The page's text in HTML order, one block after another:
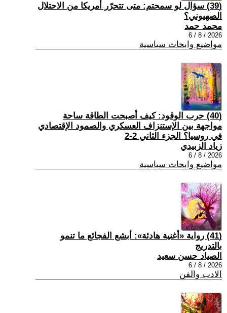
(39) سؤال لو سمحتم: متى تتحرّر أمريكا من الاحتلال
الصهيوني؟
محمد حمد
2026 / 8 / 6
مواضيع وابحاث سياسية
(40) حرب الوقود: كيف أصبحت الطاقة ساحة
مواجهة بين الإستنزاف العسكري والصمود الإقتصادي
في روسيا؟ الجزء الثاني 2-2
زياد الزبيدي
2026 / 8 / 6
مواضيع وابحاث سياسية
(41) رواية «أغنية هادئة»: أبشع الفجائع ما تنمو
بالتدريج
الصياد حسن سعيد
2026 / 8 / 6
الادب والفن